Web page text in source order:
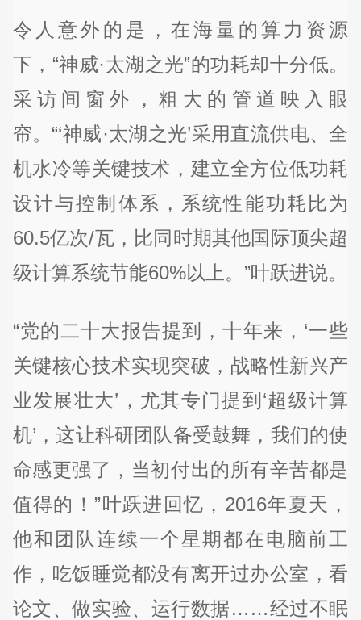
令人意外的是，在海量的算力资源
下，“神威·太湖之光”的功耗却十分低。
采访间窗外，粗大的管道映入眼
帘。“‘神威·太湖之光’采用直流供电、全
机水冷等关键技术，建立全方位低功耗
设计与控制体系，系统性能功耗比为
60.5亿次/瓦，比同时期其他国际顶尖超
级计算系统节能60%以上。”叶跃进说。
“党的二十大报告提到，十年来，‘一些
关键核心技术实现突破，战略性新兴产
业发展壮大’，尤其专门提到‘超级计算
机’，这让科研团队备受鼓舞，我们的使
命感更强了，当初付出的所有辛苦都是
值得的！”叶跃进回忆，2016年夏天，
他和团队连续一个星期都在电脑前工
作，吃饭睡觉都没有离开过办公室，看
论文、做实验、运行数据……经过不眠